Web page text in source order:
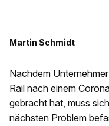
Martin Schmidt
Nachdem
Rail nach einem
gebracht hat, muss
nächsten Problem